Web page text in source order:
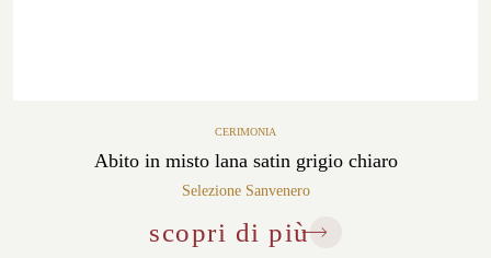
CERIMONIA
Abito in misto lana satin grigio chiaro
Selezione Sanvenero
scopri di più